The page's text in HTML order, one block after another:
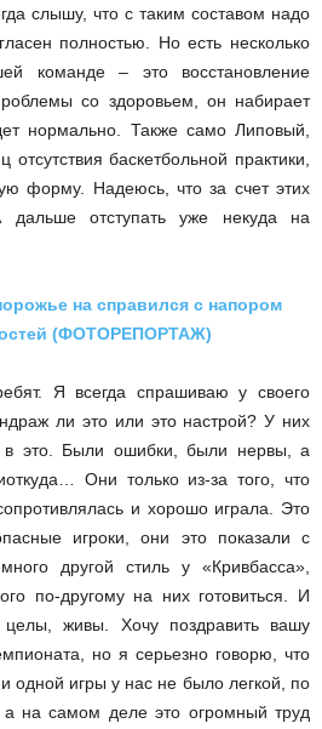
слышу, что с таким составом надо
полностью. Но есть несколько
команде – это восстановление
со здоровьем, он набирает
нормально. Также само Липовый,
баскетбольной практики,
форму. Надеюсь, что за счет этих
отступать уже некуда на
на справился с напором
(ФОТОРЕПОРТАЖ)
Я всегда спрашиваю у своего
ли это или это настрой? У них
это. Были ошибки, были нервы, а
Они только из-за того, что
и хорошо играла. Это
игроки, они это показали с
другой стиль у «Кривбасса»,
по-другому на них готовиться. И
живы. Хочу поздравить вашу
но я серьезно говорю, что
одной игры у нас не было легкой, по
а на самом деле это огромный труд